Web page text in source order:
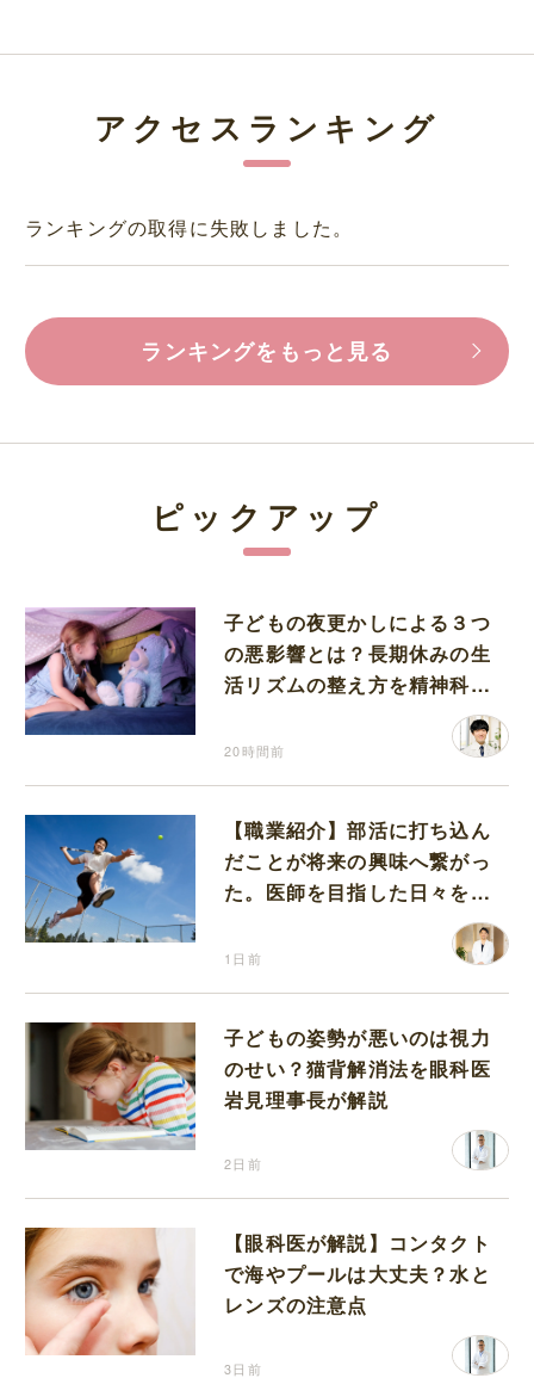
アクセスランキング
ランキングの取得に失敗しました。
ランキングをもっと見る
ピックアップ
子どもの夜更かしによる３つ
の悪影響とは？長期休みの生
活リズムの整え方を精神科医
20時間前
【職業紹介】部活に打ち込ん
だことが将来の興味へ繋がっ
た。医師を目指した日々を振
1日前
子どもの姿勢が悪いのは視力
のせい？猫背解消法を眼科医
岩見理事長が解説
2日前
【眼科医が解説】コンタクト
で海やプールは大丈夫？水と
レンズの注意点
3日前